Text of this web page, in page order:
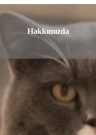
Hakkımızda